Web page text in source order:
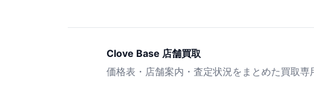
Clove Base 店舗買取
価格表・店舗案内・査定状況をまとめた買取専